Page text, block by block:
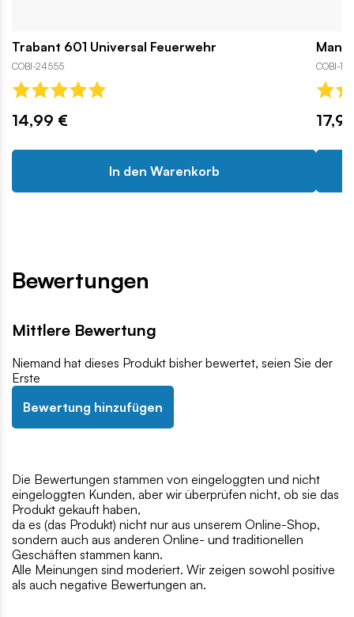
Trabant 601 Universal Feuerwehr
COBI-24555
14,99 €
In den Warenkorb
COBI-
Bewertungen
Mittlere Bewertung
Niemand hat dieses Produkt bisher bewertet, seien Sie der
Erste
Bewertung hinzufügen
Die Bewertungen stammen von eingeloggten und nicht
eingeloggten Kunden, aber wir überprüfen nicht, ob sie das
Produkt gekauft haben,
da es (das Produkt) nicht nur aus unserem Online-Shop,
sondern auch aus anderen Online- und traditionellen
Geschäften stammen kann.
Alle Meinungen sind moderiert. Wir zeigen sowohl positive
als auch negative Bewertungen an.